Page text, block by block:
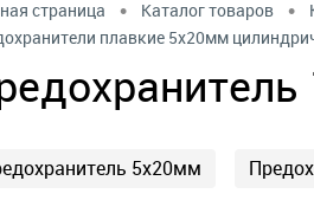
страница • Каталог товаров •
плавкие 5x20мм
5х20мм